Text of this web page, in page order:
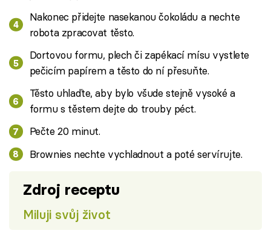
Nakonec přidejte nasekanou čokoládu a nechte
robota zpracovat těsto.
Dortovou formu, plech či zapékací mísu vystlete
pečicím papírem a těsto do ní přesuňte.
Těsto uhlaďte, aby bylo všude stejně vysoké a
formu s těstem dejte do trouby péct.
Pečte 20 minut.
Brownies nechte vychladnout a poté servírujte.
Zdroj receptu
Miluji svůj život